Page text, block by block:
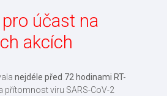
účast na
akcích
nejdéle před 72 hodinami RT-
přítomnost viru SARS-CoV-2